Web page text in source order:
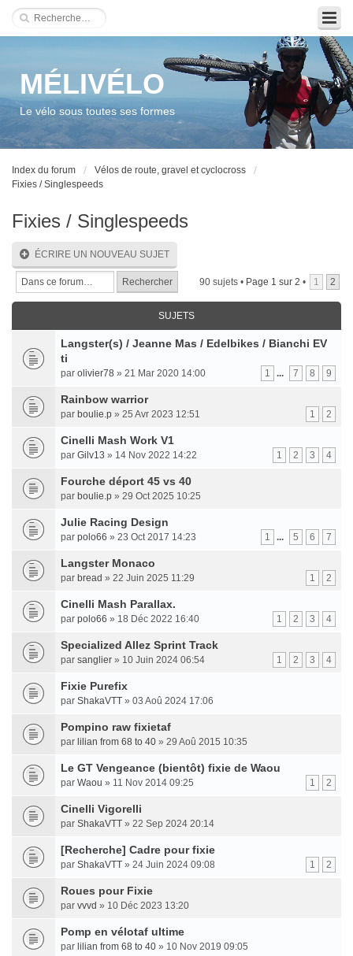
MÉLIVÉLO
Le vélo sous toutes ses formes
Index du forum
Vélos de route, gravel et cyclocross
Fixies / Singlespeeds
Fixies / Singlespeeds
ÉCRIRE UN NOUVEAU SUJET
90 sujets • Page 1 sur 2 • 1 2
SUJETS
Langster(s) / Jeanne Mas / Edelbikes / Bianchi EV
ti
1 ... 7 8 9
par olivier78 » 21 Mar 2020 14:00
Rainbow warrior
1 2
par boulie.p » 25 Avr 2023 12:51
Cinelli Mash Work V1
1 2 3 4
par Gilv13 » 14 Nov 2022 14:22
Fourche déport 45 vs 40
par boulie.p » 29 Oct 2025 10:25
Julie Racing Design
1 ... 5 6 7
par polo66 » 23 Oct 2017 14:23
Langster Monaco
1 2
par bread » 22 Juin 2025 11:29
Cinelli Mash Parallax.
1 2 3 4
par polo66 » 18 Déc 2022 16:40
Specialized Allez Sprint Track
1 2 3 4
par sanglier » 10 Juin 2024 06:54
Fixie Purefix
par ShakaVTT » 03 Aoû 2024 17:06
Pompino raw fixietaf
par lilian from 68 to 40 » 29 Aoû 2015 10:35
Le GT Vengeance (bientôt) fixie de Waou
1 2
par Waou » 11 Nov 2014 09:25
Cinelli Vigorelli
par ShakaVTT » 22 Sep 2024 20:14
[Recherche] Cadre pour fixie
1 2
par ShakaVTT » 24 Juin 2024 09:08
Roues pour Fixie
par vvvd » 10 Déc 2023 13:20
Pomp en vélotaf ultime
par lilian from 68 to 40 » 10 Nov 2019 09:05